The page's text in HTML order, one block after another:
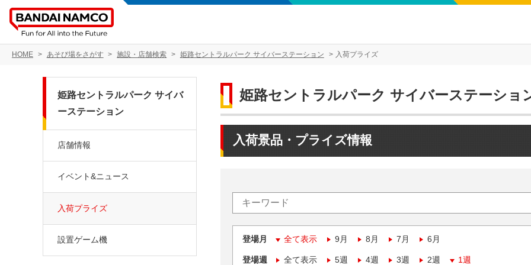
HOME あそび場をさがす 施設・店舗検索 姫路セントラルパーク サイバーステーション 入荷プライズ
姫路セントラルパーク サイバーステーショ
入荷景品・プライズ情報
登場月 全て表示 9月 8月 7月 6月
登場週 全て表示 5週 4週 3週 2週 1週
姫路セントラルパーク サイバ
ーステーション
店舗情報
イベント&ニュース
入荷プライズ
設置ゲーム機